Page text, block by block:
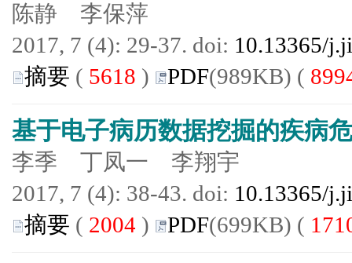
陈静 李保萍
2017, 7 (4): 29-37. doi: 10.13365/
摘要 ( 5618 ) PDF(989KB) (
基于电子病历数据挖掘的疾病
李季 丁凤一 李翔宇
2017, 7 (4): 38-43. doi: 10.13365/
摘要 ( 2004 ) PDF(699KB) (